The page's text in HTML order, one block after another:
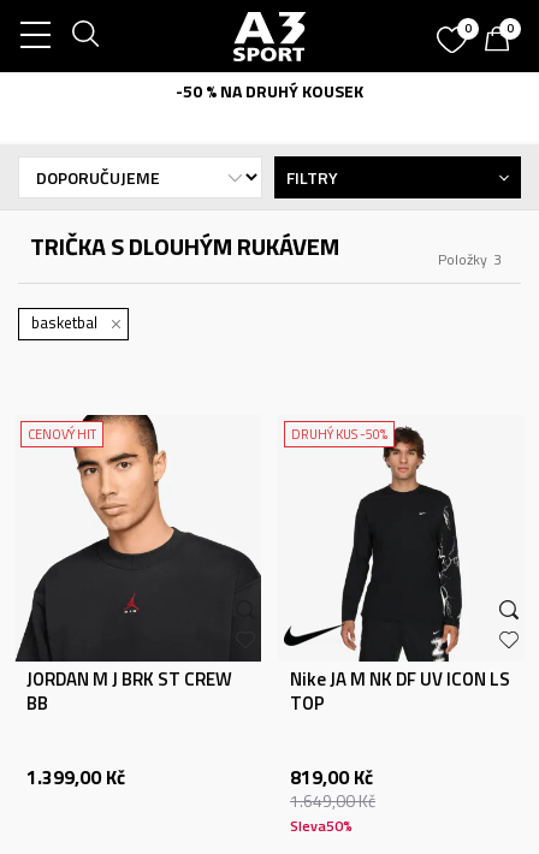
0 0
-50 % NA DRUHÝ KOUSEK
TRIČKA S DLOUHÝM RUKÁVEM 3
Položky
FILTRY
basketbal
CENOVÝ HIT
JORDAN M J BRK ST CREW
BB
1.399,00 Kč
DRUHÝ KUS -50%
Nike JA M NK DF UV ICON LS
TOP
819,00 Kč
1.649,00Kč
Sleva50%